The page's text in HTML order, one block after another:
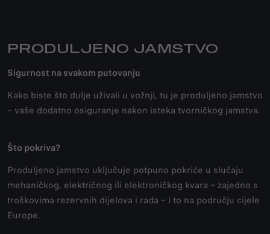
PRODULJENO JAMSTVO
Sigurnost na svakom putovanju
Kako biste što dulje uživali u vožnji, tu je produljeno jamstvo
– vaše dodatno osiguranje nakon isteka tvorničkog jamstva.
Što pokriva?
Produljeno jamstvo uključuje potpuno pokriće u slučaju
mehaničkog, električnog ili elektroničkog kvara – zajedno s
troškovima rezervnih dijelova i rada – i to na području cijele
Europe.